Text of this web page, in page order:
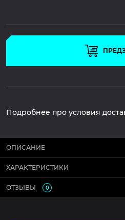
Подробнее про условия
ОПИСАНИЕ
ХАРАКТЕРИСТИКИ
ОТЗЫВЫ 0